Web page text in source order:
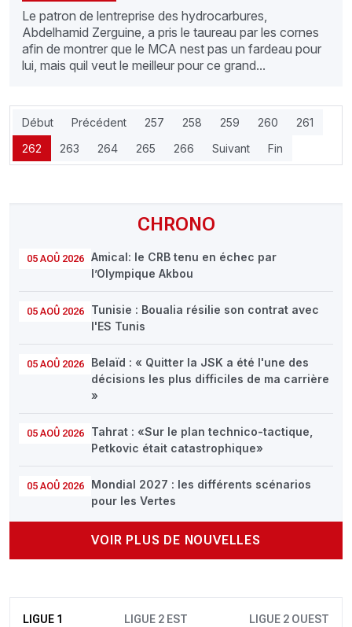
CHRONO
05 AOÛ 2026
Amical: le CRB tenu en échec par
l’Olympique Akbou
05 AOÛ 2026
Tunisie : Boualia résilie son contrat avec
l'ES Tunis
05 AOÛ 2026
Belaïd : « Quitter la JSK a été l'une des
décisions les plus difficiles de ma carrière
»
05 AOÛ 2026
Tahrat : «Sur le plan technico-tactique,
Petkovic était catastrophique»
05 AOÛ 2026
Mondial 2027 : les différents scénarios
pour les Vertes
VOIR PLUS DE NOUVELLES
LIGUE 1 LIGUE 2 EST LIGUE 2 OUEST
Le patron de lentreprise des hydrocarbures,
Abdelhamid Zerguine, a pris le taureau par les cornes
afin de montrer que le MCA nest pas un fardeau pour
lui, mais quil veut le meilleur pour ce grand...
Début Précédent 257 258 259 260
261
262
263 264 265 266 Suivant Fin